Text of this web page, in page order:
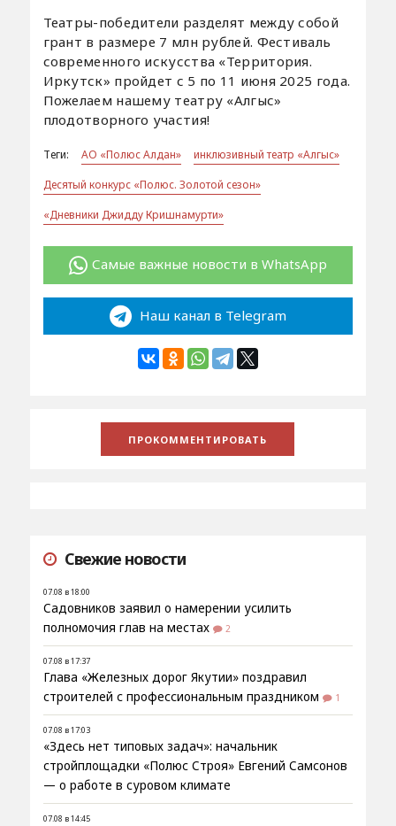
Театры-победители разделят между собой
грант в размере 7 млн рублей. Фестиваль
современного искусства «Территория.
Иркутск» пройдет с 5 по 11 июня 2025 года.
Пожелаем нашему театру «Алгыс»
плодотворного участия!
Теги: АО «Полюс Алдан»
инклюзивный театр «Алгыс»
Десятый конкурс «Полюс. Золотой сезон»
«Дневники Джидду Кришнамурти»
Самые важные новости в WhatsApp
Наш канал в Telegram
Свежие новости
07.08 в 18:00
Садовников заявил о намерении усилить
полномочия глав на местах
2
07.08 в 17:37
Глава «Железных дорог Якутии» поздравил
строителей с профессиональным праздником
1
07.08 в 17:03
«Здесь нет типовых задач»: начальник
стройплощадки «Полюс Строя» Евгений Самсонов
— о работе в суровом климате
07.08 в 14:45